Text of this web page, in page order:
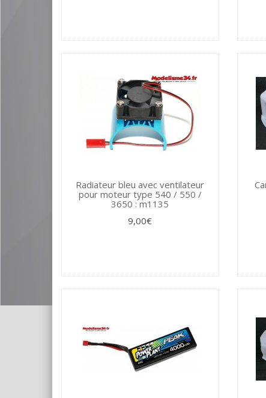
Radiateur bleu avec ventilateur
pour moteur type 540 / 550 /
3650 : m1135
9,00€